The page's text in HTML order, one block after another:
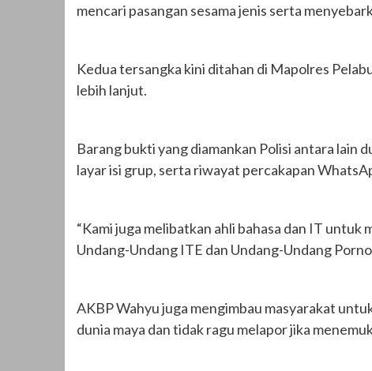
mencari pasangan sesama jenis serta
Kedua tersangka kini ditahan di Mapolres
lebih lanjut.
Barang bukti yang diamankan Polisi antara lain
layar isi grup, serta riwayat percakapan
“Kami juga melibatkan ahli bahasa dan IT
Undang-Undang ITE dan Undang-Undang
AKBP Wahyu juga mengimbau masyarakat
dunia maya dan tidak ragu melapor jika